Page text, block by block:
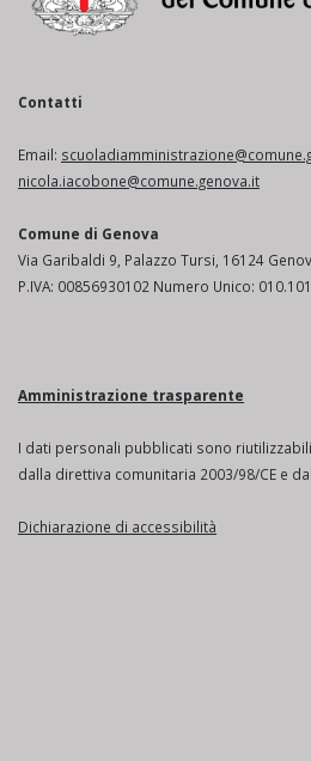
Contatti
Email:
nicola.iacobone@comune.genova.it
Comune di Genova
Via Garibaldi 9, Palazzo Tursi, 16124
P.IVA: 00856930102 Numero Unico:
Amministrazione trasparente
I dati personali pubblicati sono
dalla direttiva comunitaria 2003/98/CE e
Dichiarazione di accessibilità